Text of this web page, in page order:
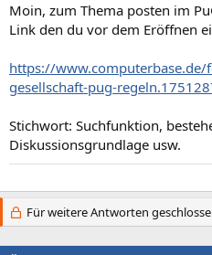
Moin, zum Thema posten im
Link den du vor dem Eröffnen
https://
gesellschaft-pug-
Stichwort: Suchfunktion,
Diskussionsgrundlage usw.
Für weitere Antworten